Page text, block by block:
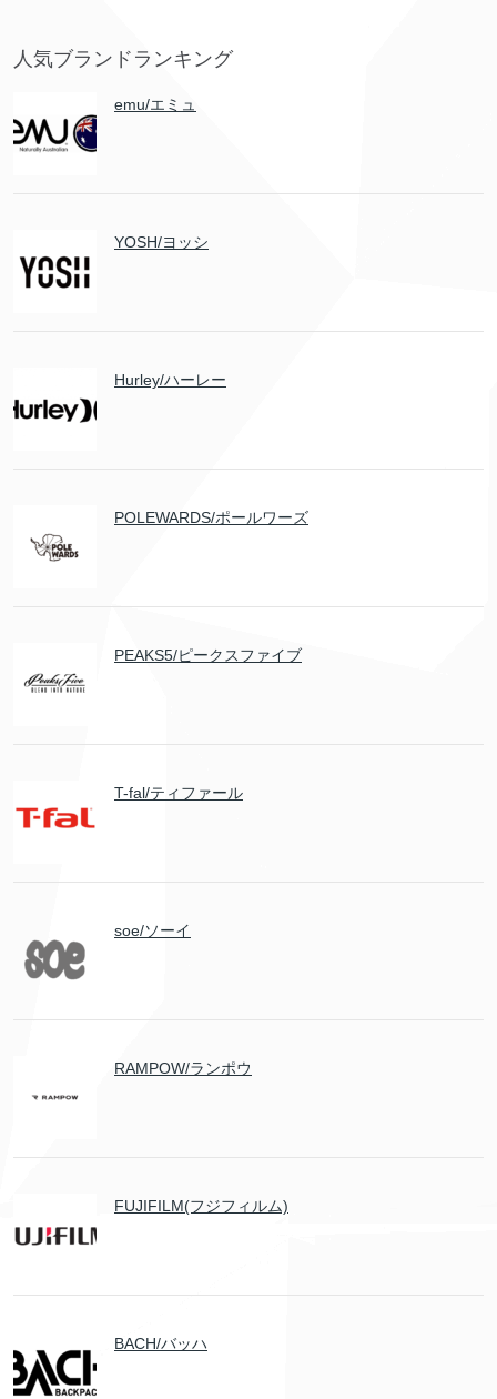
人気ブランドランキング
emu/エミュ
YOSH/ヨッシ
Hurley/ハーレー
POLEWARDS/ポールワーズ
PEAKS5/ピークスファイブ
T-fal/ティファール
soe/ソーイ
RAMPOW/ランポウ
FUJIFILM(フジフィルム)
BACH/バッハ